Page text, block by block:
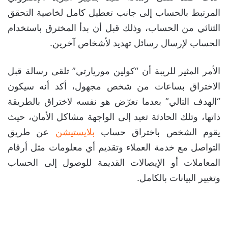
المرتبط بالحساب إلى جانب تعطيل كامل لخاصية التحقق
الثنائي من الحساب، وذلك قبل أن بدأ المخترق باستخدام
الحساب لإرسال رسائل تهديد لأشخاص آخرين.
الأمر المثير للريبة أن “كولين موريارتي” تلقى رسالة قبل
الاختراق بساعات من شخص مجهول، أكد أنه سيكون
“الهدف التالي” بعدما تعرّض هو نفسه لاختراق بالطريقة
ذاتها، وتلك الحادثة تعيد إلى الواجهة مشاكل الأمان، حيث
يقوم الشخص باختراق حساب بلايستيشن عن طريق
التواصل مع خدمة العملاء وتقديم أي معلومات مثل أرقام
المعاملات أو الإيصالات القديمة للوصول إلى الحساب
وتغيير البيانات بالكامل.